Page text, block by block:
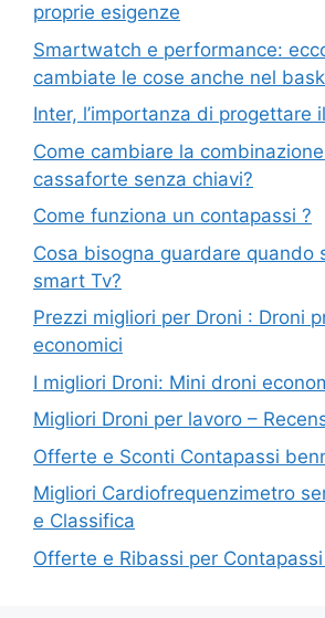
proprie esigenze
Smartwatch e performance:
cambiate le cose anche nel
Inter, l’importanza di progettare
Come cambiare la
cassaforte senza chiavi?
Come funziona un contapassi ?
Cosa bisogna guardare quando
smart Tv?
Prezzi migliori per Droni : Droni
economici
I migliori Droni: Mini droni
Migliori Droni per lavoro –
Offerte e Sconti Contapassi
Migliori Cardiofrequenzimetro
e Classifica
Offerte e Ribassi per